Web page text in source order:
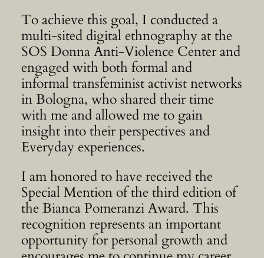
To achieve this goal, I conducted a
multi-sited digital ethnography at the
SOS Donna Anti-Violence Center and
engaged with both formal and
informal transfeminist activist networks
in Bologna, who shared their time
with me and allowed me to gain
insight into their perspectives and
Everyday experiences.
I am honored to have received the
Special Mention of the third edition of
the Bianca Pomeranzi Award. This
recognition represents an important
opportunity for personal growth and